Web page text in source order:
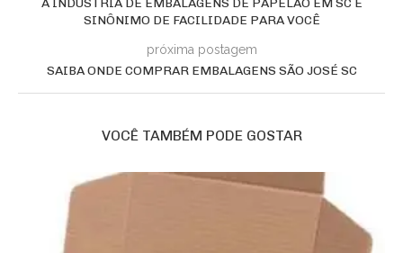
A INDÚSTRIA DE EMBALAGENS DE PAPELÃO EM SC É
SINÔNIMO DE FACILIDADE PARA VOCÊ
próxima postagem
SAIBA ONDE COMPRAR EMBALAGENS SÃO JOSÉ SC
VOCÊ TAMBÉM PODE GOSTAR